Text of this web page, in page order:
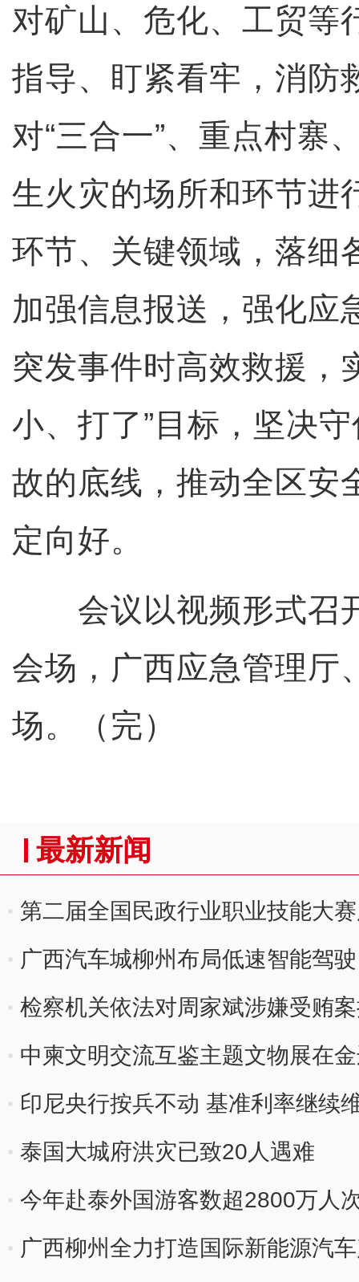
对矿山、危化、工贸等
指导、盯紧看牢，消防
对“三合一”、重点村寨
生火灾的场所和环节进
环节、关键领域，落细
加强信息报送，强化应
突发事件时高效救援，
小、打了”目标，坚决
故的底线，推动全区安
定向好。
会议以视频形式召
会场，广西应急管理厅
场。（完）
最新新闻
第二届全国民政行业职业技能大
广西汽车城柳州布局低速智能驾
检察机关依法对周家斌涉嫌受贿
中柬文明交流互鉴主题文物展在
印尼央行按兵不动 基准利率继续
泰国大城府洪灾已致20人遇难
今年赴泰外国游客数超2800万人
广西柳州全力打造国际新能源汽